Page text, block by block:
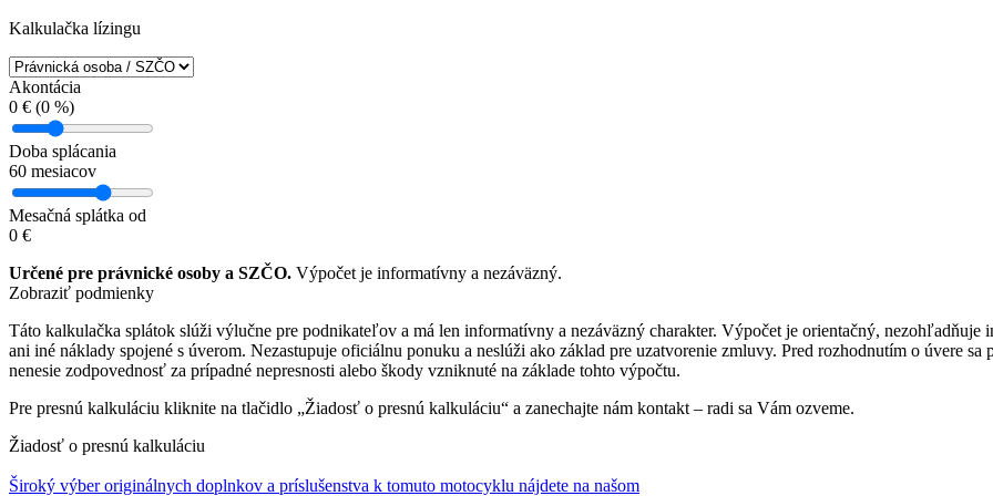
Kalkulačka lízingu
Akontácia
0 € (0 %)
Doba splácania
60 mesiacov
Mesačná splátka od
0 €
Určené pre právnické osoby a SZČO. Výpočet je informatívny a nezáväzný.
Zobraziť podmienky
Táto kalkulačka splátok slúži výlučne pre podnikateľov a má len informatívny a nezáväzný charakter. Výpočet je orientačný,
ani iné náklady spojené s úverom. Nezastupuje oficiálnu ponuku a neslúži ako základ pre uzatvorenie zmluvy. Pred rozhodnutím o úvere
nenesie zodpovednosť za prípadné nepresnosti alebo škody vzniknuté na základe tohto výpočtu.
Pre presnú kalkuláciu kliknite na tlačidlo „Žiadosť o presnú kalkuláciu“ a zanechajte nám kontakt – radi sa Vám ozveme.
Žiadosť o presnú kalkuláciu
Široký výber originálnych doplnkov a príslušenstva k tomuto motocyklu nájdete na našom